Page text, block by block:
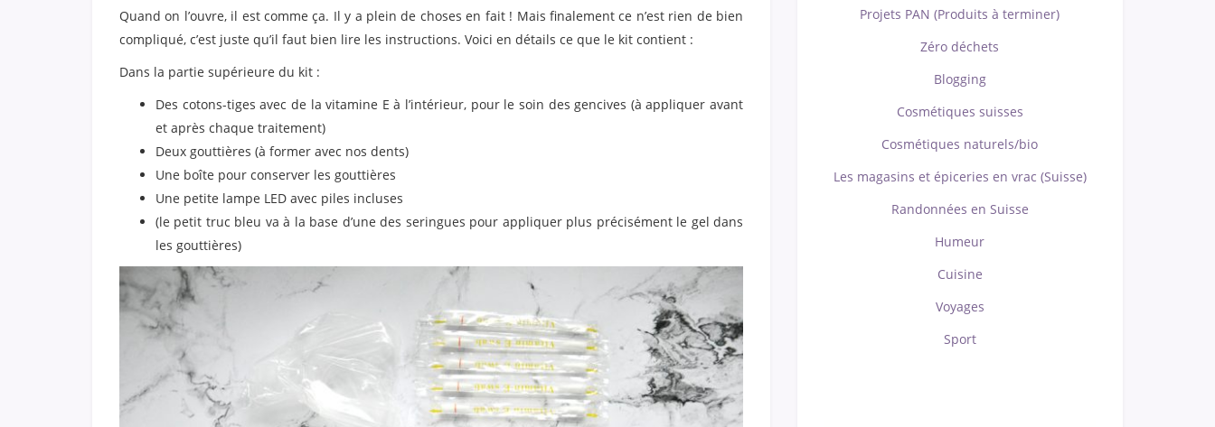
Quand on l’ouvre, il est comme ça. Il y a plein de choses en fait ! Mais finalement ce n’est rien de bien
compliqué, c’est juste qu’il faut bien lire les instructions. Voici en détails ce que le kit contient :
Dans la partie supérieure du kit :
Des cotons-tiges avec de la vitamine E à l’intérieur, pour le soin des gencives (à appliquer avant
et après chaque traitement)
Deux gouttières (à former avec nos dents)
Une boîte pour conserver les gouttières
Une petite lampe LED avec piles incluses
(le petit truc bleu va à la base d’une des seringues pour appliquer plus précisément le gel dans
les gouttières)
Projets PAN (Produits à terminer)
Zéro déchets
Blogging
Cosmétiques suisses
Cosmétiques naturels/bio
Les magasins et épiceries en vrac (Suisse)
Randonnées en Suisse
Humeur
Cuisine
Voyages
Sport